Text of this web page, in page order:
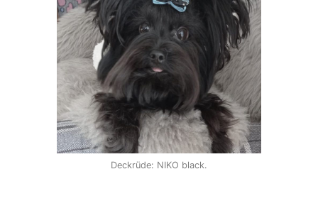
Deckrüde: NIKO black.